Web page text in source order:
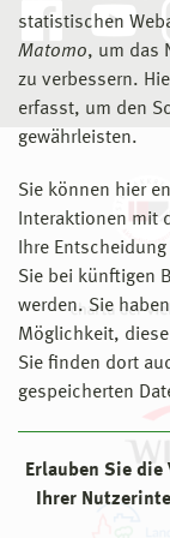
statistischen
Matomo, um das
zu verbessern.
erfasst, um den
gewährleisten.
Sie können hier
Interaktionen mit
Ihre
Sie bei künftigen
werden. Sie
Möglichkeit,
Sie finden dort
gespeicherten
Erlauben Sie
Ihrer